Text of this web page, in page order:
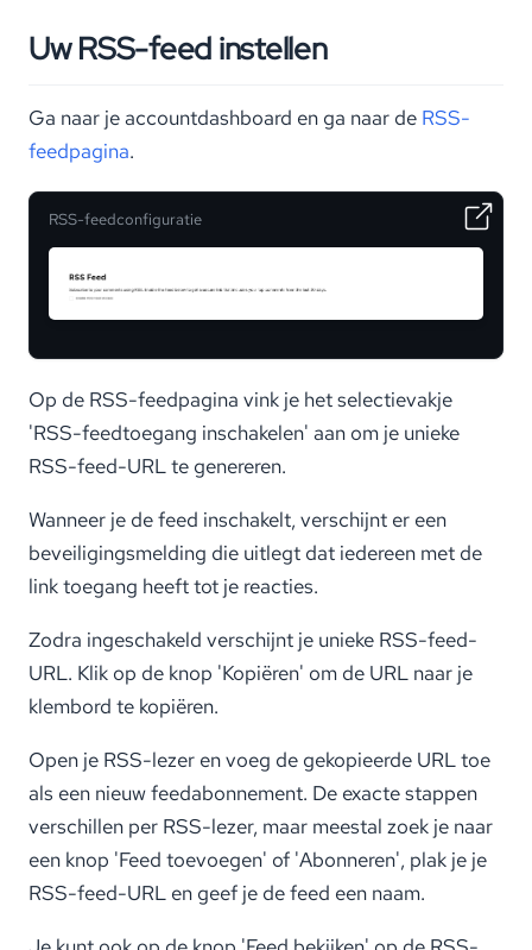
Uw RSS-feed instellen
Ga naar je accountdashboard en ga naar de RSS-
feedpagina.
RSS-feedconfiguratie
Op de RSS-feedpagina vink je het selectievakje
'RSS-feedtoegang inschakelen' aan om je unieke
RSS-feed-URL te genereren.
Wanneer je de feed inschakelt, verschijnt er een
beveiligingsmelding die uitlegt dat iedereen met de
link toegang heeft tot je reacties.
Zodra ingeschakeld verschijnt je unieke RSS-feed-
URL. Klik op de knop 'Kopiëren' om de URL naar je
klembord te kopiëren.
Open je RSS-lezer en voeg de gekopieerde URL toe
als een nieuw feedabonnement. De exacte stappen
verschillen per RSS-lezer, maar meestal zoek je naar
een knop 'Feed toevoegen' of 'Abonneren', plak je je
RSS-feed-URL en geef je de feed een naam.